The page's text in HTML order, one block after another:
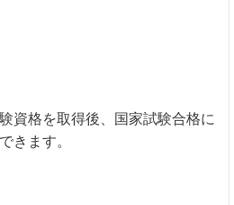
資格を取得後、国家試験合格に
きます。